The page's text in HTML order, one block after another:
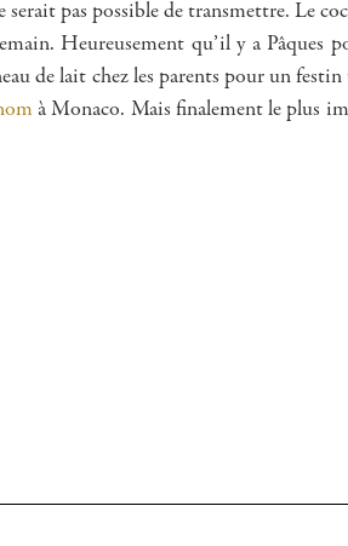
serait pas possible de transmettre. Le
Heureusement qu’il y a Pâques
de lait chez les parents pour un
à Monaco. Mais finalement le plus